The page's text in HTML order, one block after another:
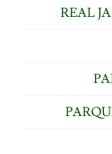
REAL